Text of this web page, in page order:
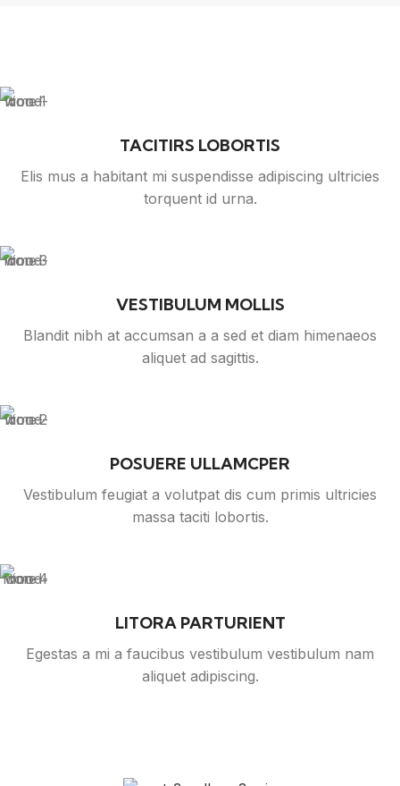
TACITIRS LOBORTIS
Elis mus a habitant mi suspendisse adipiscing ultricies
torquent id urna.
VESTIBULUM MOLLIS
Blandit nibh at accumsan a a sed et diam himenaeos
aliquet ad sagittis.
POSUERE ULLAMCPER
Vestibulum feugiat a volutpat dis cum primis ultricies
massa taciti lobortis.
LITORA PARTURIENT
Egestas a mi a faucibus vestibulum vestibulum nam
aliquet adipiscing.